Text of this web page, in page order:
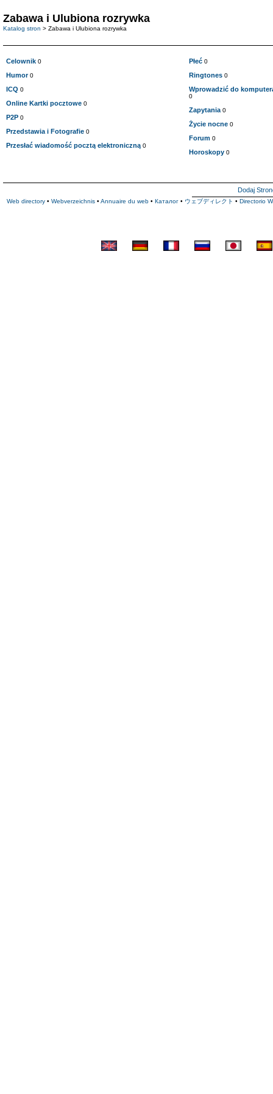
Zabawa i Ulubiona rozrywka
Katalog stron > Zabawa i Ulubiona rozrywka
Celownik 0
Humor0
ICQ 0
Online Kartki pocztowe 0
P2P 0
Przedstawia i Fotografie 0
Przesłać wiadomość pocztą elektroniczną 0
Płeć 0
Ringtones 0
Wprowadzić do
0
Zapytania 0
Życie nocne 0
Forum 0
Horoskopy 0
Dodaj
Web directory • Webverzeichnis • Annuaire du web • Каталог • ウェブディレクト • Directorio